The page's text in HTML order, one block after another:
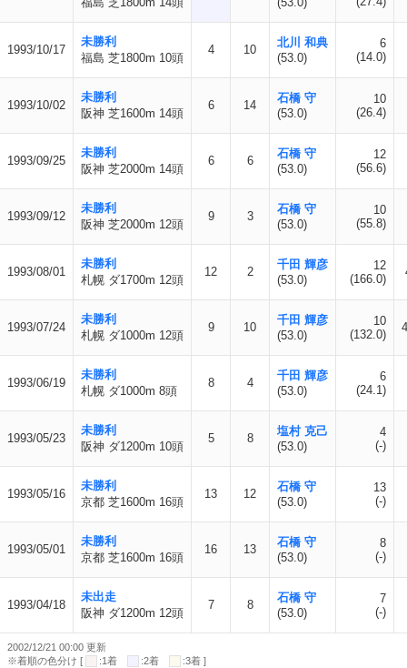
1993/10/17
未勝利
福島 芝1800m 10頭
4 10
北川 和典
(53.0)
6
(14.0)
1993/10/02
未勝利
阪神 芝1600m 14頭
6 14
石橋 守
(53.0)
10
(26.4)
1993/09/25
未勝利
阪神 芝2000m 14頭
6 6
石橋 守
(53.0)
12
(56.6)
1993/09/12
未勝利
阪神 芝2000m 12頭
9 3
石橋 守
(53.0)
10
(55.8)
1993/08/01
未勝利
札幌 ダ1700m 12頭
12 2
千田 輝彦
(53.0)
12
(166.0)
1993/07/24
未勝利
札幌 ダ1000m 12頭
9 10
千田 輝彦
(53.0)
10
(132.0)
1993/06/19
未勝利
札幌 ダ1000m 8頭
8 4
千田 輝彦
(53.0)
6
(24.1)
1993/05/23
未勝利
阪神 ダ1200m 10頭
5 8
塩村 克己
(53.0)
4
(-)
1993/05/16
未勝利
京都 芝1600m 16頭
13 12
石橋 守
(53.0)
13
(-)
1993/05/01
未勝利
京都 芝1600m 16頭
16 13
石橋 守
(53.0)
8
(-)
1993/04/18
未出走
阪神 ダ1200m 12頭
7 8
石橋 守
(53.0)
7
(-)
2002/12/21 00:00 更新
※着順の色分け [
:1着 :2着
:3着 ]